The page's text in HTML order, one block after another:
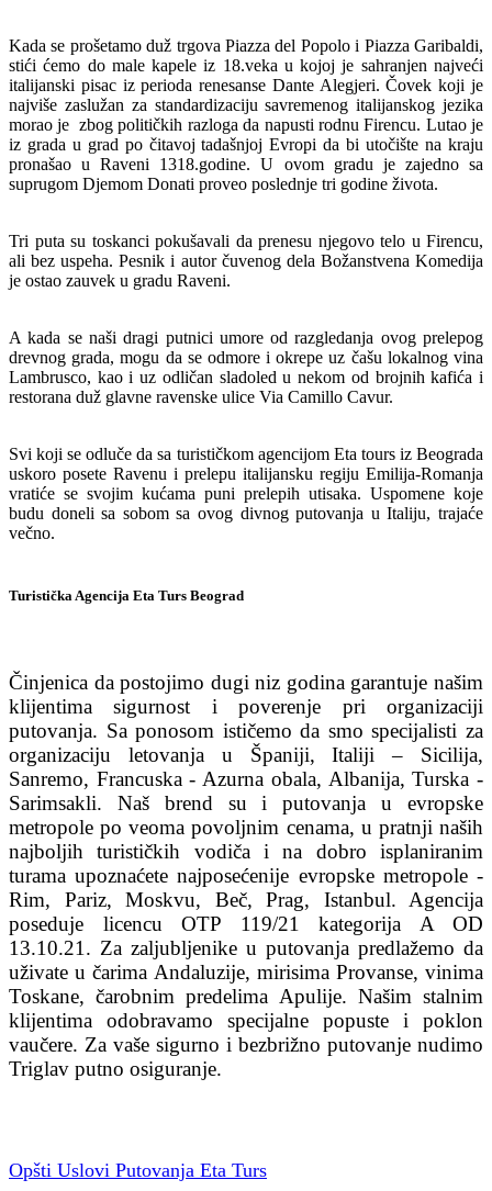
Kada se prošetamo duž trgova Piazza del Popolo i Piazza Garibaldi,
stići ćemo do male kapele iz 18.veka u kojoj je sahranjen najveći
italijanski pisac iz perioda renesanse Dante Alegjeri. Čovek koji je
najviše zaslužan za standardizaciju savremenog italijanskog jezika
morao je zbog političkih razloga da napusti rodnu Firencu. Lutao je
iz grada u grad po čitavoj tadašnjoj Evropi da bi utočište na kraju
pronašao u Raveni 1318.godine. U ovom gradu je zajedno sa
suprugom Djemom Donati proveo poslednje tri godine života.
Tri puta su toskanci pokušavali da prenesu njegovo telo u Firencu,
ali bez uspeha. Pesnik i autor čuvenog dela Božanstvena Komedija
je ostao zauvek u gradu Raveni.
A kada se naši dragi putnici umore od razgledanja ovog prelepog
drevnog grada, mogu da se odmore i okrepe uz čašu lokalnog vina
Lambrusco, kao i uz odličan sladoled u nekom od brojnih kafića i
restorana duž glavne ravenske ulice Via Camillo Cavur.
Svi koji se odluče da sa turističkom agencijom Eta tours iz Beograda
uskoro posete Ravenu i prelepu italijansku regiju Emilija-Romanja
vratiće se svojim kućama puni prelepih utisaka. Uspomene koje
budu doneli sa sobom sa ovog divnog putovanja u Italiju, trajaće
večno.
Turistička Agencija Eta Turs Beograd
Činjenica da postojimo dugi niz godina garantuje našim
klijentima sigurnost i poverenje pri organizaciji
putovanja. Sa ponosom ističemo da smo specijalisti za
organizaciju letovanja u Španiji, Italiji – Sicilija,
Sanremo, Francuska - Azurna obala, Albanija, Turska -
Sarimsakli. Naš brend su i putovanja u evropske
metropole po veoma povoljnim cenama, u pratnji naših
najboljih turističkih vodiča i na dobro isplaniranim
turama upoznaćete najposećenije evropske metropole -
Rim, Pariz, Moskvu, Beč, Prag, Istanbul. Agencija
poseduje licencu OTP 119/21 kategorija A OD
13.10.21. Za zaljubljenike u putovanja predlažemo da
uživate u čarima Andaluzije, mirisima Provanse, vinima
Toskane, čarobnim predelima Apulije. Našim stalnim
klijentima odobravamo specijalne popuste i poklon
vaučere. Za vaše sigurno i bezbrižno putovanje nudimo
Triglav putno osiguranje.
Opšti Uslovi Putovanja Eta Turs